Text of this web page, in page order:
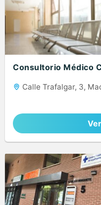
Consultorio Médico
Calle Trafalgar, 3,